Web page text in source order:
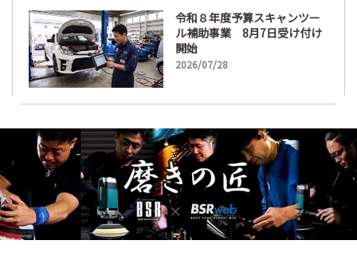
令和８年度予算スキャンツー
ル補助事業 8月7日受け付け
開始
2026/07/28